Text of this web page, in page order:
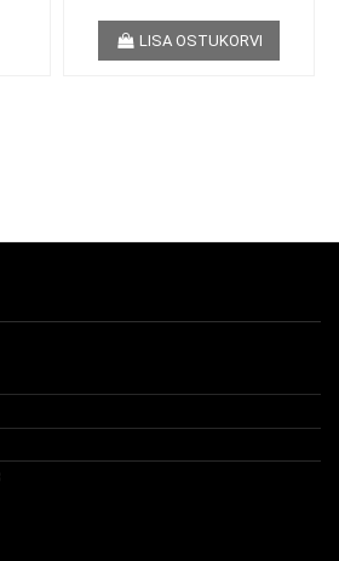
LISA OSTUKORVI